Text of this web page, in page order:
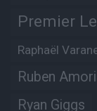
Premier
Raphaël
Ruben
Ryan Giggs